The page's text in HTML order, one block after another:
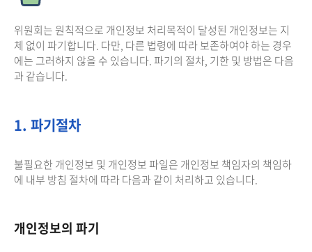
위원회는 원칙적으로 개인정보 처리목적이 달성된 개인정보는 지
체 없이 파기합니다. 다만, 다른 법령에 따라 보존하여야 하는 경우
에는 그러하지 않을 수 있습니다. 파기의 절차, 기한 및 방법은 다음
과 같습니다.
1. 파기절차
불필요한 개인정보 및 개인정보 파일은 개인정보 책임자의 책임하
에 내부 방침 절차에 따라 다음과 같이 처리하고 있습니다.
개인정보의 파기